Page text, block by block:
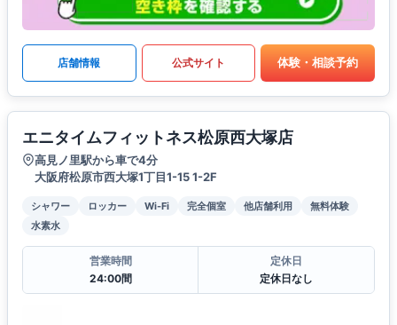
店舗情報 公式サイト 体験・相談予約
エニタイムフィットネス松原西大塚店
高見ノ里駅から車で4分
大阪府松原市西大塚1丁目1-15 1-2F
シャワー ロッカー Wi-Fi 完全個室 他店舗利用
無料体験
水素水
営業時間
24:00間
定休日
定休日なし